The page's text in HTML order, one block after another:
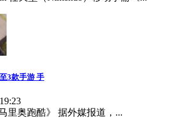
3款手游 手
里奥跑酷》 据外媒报道，...